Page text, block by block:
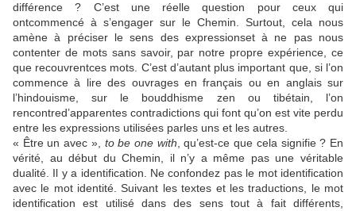
différence ? C’est une réelle question pour ceux qui
ontcommencé à s’engager sur le Chemin. Surtout, cela nous
amène à préciser le sens des expressionset à ne pas nous
contenter de mots sans savoir, par notre propre expérience, ce
que recouvrentces mots. C’est d’autant plus important que, si l’on
commence à lire des ouvrages en français ou en anglais sur
l’hindouisme, sur le bouddhisme zen ou tibétain, l’on
rencontred’apparentes contradictions qui font qu’on est vite perdu
entre les expressions utilisées parles uns et les autres.
« Être un avec », to be one with , qu’est-ce que cela signifie ? En
vérité, au début du Chemin, il n’y a même pas une véritable
dualité. Il y a identification. Ne confondez pas le mot identification
avec le mot identité. Suivant les textes et les traductions, le mot
identification est utilisé dans des sens tout à fait différents,